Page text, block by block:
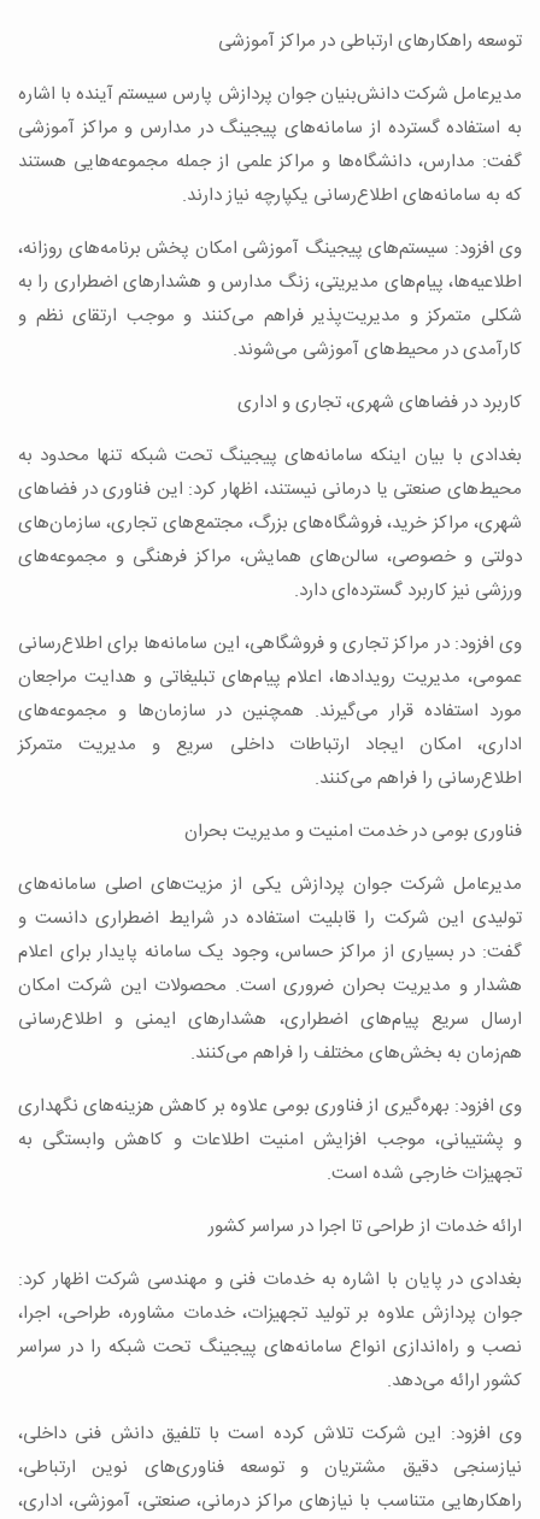
توسعه راهکارهای ارتباطی در مراکز آموزشی
مدیرعامل شرکت دانش‌بنیان جوان پردازش پارس سیستم آینده با اشاره
به استفاده گسترده از سامانه‌های پیجینگ در مدارس و مراکز آموزشی
گفت: مدارس، دانشگاه‌ها و مراکز علمی از جمله مجموعه‌هایی هستند
که به سامانه‌های اطلاع‌رسانی یکپارچه نیاز دارند.
وی افزود: سیستم‌های پیجینگ آموزشی امکان پخش برنامه‌های روزانه،
اطلاعیه‌ها، پیام‌های مدیریتی، زنگ مدارس و هشدارهای اضطراری را به
شکلی متمرکز و مدیریت‌پذیر فراهم می‌کنند و موجب ارتقای نظم و
کارآمدی در محیط‌های آموزشی می‌شوند.
کاربرد در فضاهای شهری، تجاری و اداری
بغدادی با بیان اینکه سامانه‌های پیجینگ تحت شبکه تنها محدود به
محیط‌های صنعتی یا درمانی نیستند، اظهار کرد: این فناوری در فضاهای
شهری، مراکز خرید، فروشگاه‌های بزرگ، مجتمع‌های تجاری، سازمان‌های
دولتی و خصوصی، سالن‌های همایش، مراکز فرهنگی و مجموعه‌های
ورزشی نیز کاربرد گسترده‌ای دارد.
وی افزود: در مراکز تجاری و فروشگاهی، این سامانه‌ها برای اطلاع‌رسانی
عمومی، مدیریت رویدادها، اعلام پیام‌های تبلیغاتی و هدایت مراجعان
مورد استفاده قرار می‌گیرند. همچنین در سازمان‌ها و مجموعه‌های
اداری، امکان ایجاد ارتباطات داخلی سریع و مدیریت متمرکز
اطلاع‌رسانی را فراهم می‌کنند.
فناوری بومی در خدمت امنیت و مدیریت بحران
مدیرعامل شرکت جوان پردازش یکی از مزیت‌های اصلی سامانه‌های
تولیدی این شرکت را قابلیت استفاده در شرایط اضطراری دانست و
گفت: در بسیاری از مراکز حساس، وجود یک سامانه پایدار برای اعلام
هشدار و مدیریت بحران ضروری است. محصولات این شرکت امکان
ارسال سریع پیام‌های اضطراری، هشدارهای ایمنی و اطلاع‌رسانی
هم‌زمان به بخش‌های مختلف را فراهم می‌کنند.
وی افزود: بهره‌گیری از فناوری بومی علاوه بر کاهش هزینه‌های نگهداری
و پشتیبانی، موجب افزایش امنیت اطلاعات و کاهش وابستگی به
تجهیزات خارجی شده است.
ارائه خدمات از طراحی تا اجرا در سراسر کشور
بغدادی در پایان با اشاره به خدمات فنی و مهندسی شرکت اظهار کرد:
جوان پردازش علاوه بر تولید تجهیزات، خدمات مشاوره، طراحی، اجرا،
نصب و راه‌اندازی انواع سامانه‌های پیجینگ تحت شبکه را در سراسر
کشور ارائه می‌دهد.
وی افزود: این شرکت تلاش کرده است با تلفیق دانش فنی داخلی،
نیازسنجی دقیق مشتریان و توسعه فناوری‌های نوین ارتباطی،
راهکارهایی متناسب با نیازهای مراکز درمانی، صنعتی، آموزشی، اداری،